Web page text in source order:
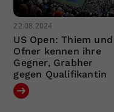
22.08.2024
US Open: Thiem und
Ofner kennen ihre
Gegner, Grabher
gegen Qualifikantin